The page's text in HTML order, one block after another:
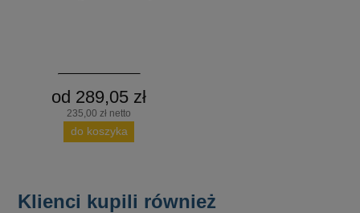
od 289,05 zł
235,00 zł netto
do koszyka
Klienci kupili również